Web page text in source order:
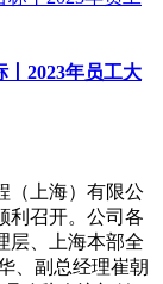
丨2023年员工大
（上海）有限公
利召开。公司各
层、上海本部全
、副总经理崔朝